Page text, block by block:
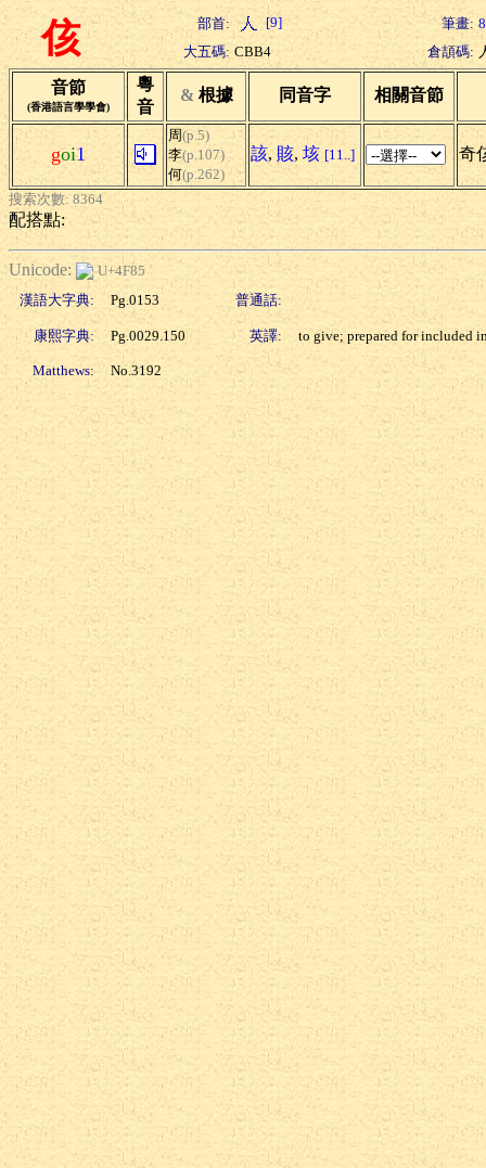
侅 部首: [9] 筆畫: 8
大五碼: CBB4 倉頡碼:
音節
(香港語言學學會)
粵
音
& 根據 同音字 相關音節
goi1
周(p.5)
李(p.107)
何(p.262)
該, 賅, 垓 [11..] 奇
搜索次數: 8364
配搭點:
Unicode:
U+4F85
漢語大字典:
Pg.0153 普通話:
康熙字典: Pg.0029.150 英譯: to give; prepared for included
Matthews: No.3192